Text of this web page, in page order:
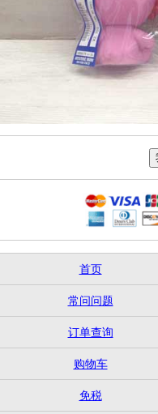
首页
常问问题
订单查询
购物车
免税